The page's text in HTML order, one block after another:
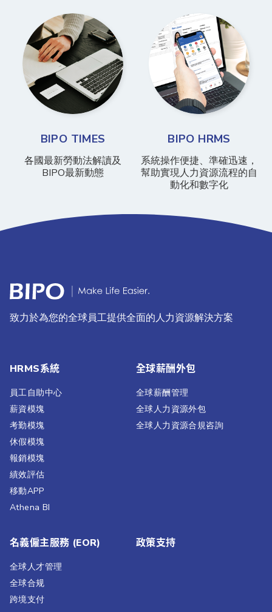
BIPO TIMES
各國最新勞動法解讀及
BIPO最新動態
BIPO HRMS
系統操作便捷、準確迅速，
幫助實現人力資源流程的自
動化和數字化
致力於為您的全球員工提供全面的人力資源解決方案
HRMS系統
員工自助中心
薪資模塊
考勤模塊
休假模塊
報銷模塊
績效評估​
移動APP
Athena BI
全球薪酬外包
全球薪酬管理
全球人力資源外包
全球人力資源合規咨詢
名義僱主服務 (EOR)
全球人才管理
全球合规
跨境支付
政策支持